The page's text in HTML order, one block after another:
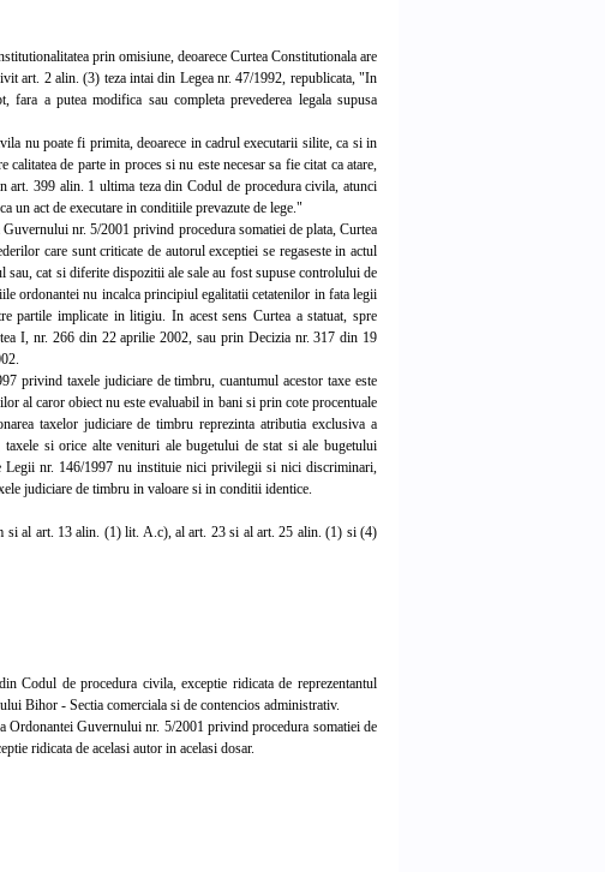
prin omisiune, deoarece Curtea Constitutionala are
art. 2 alin. (3) teza intai din Legea nr. 47/1992, republicata, "In
fara a putea modifica sau completa prevederea legala supusa
nu poate fi primita, deoarece in cadrul executarii silite, ca si in
de parte in proces si nu este necesar sa fie citat ca atare,
art. 399 alin. 1 ultima teza din Codul de procedura civila, atunci
un act de executare in conditiile prevazute de lege."
nr. 5/2001 privind procedura somatiei de plata, Curtea
care sunt criticate de autorul exceptiei se regaseste in actul
sau, cat si diferite dispozitii ale sale au fost supuse controlului de
ordonantei nu incalca principiul egalitatii cetatenilor in fata legii
partile implicate in litigiu. In acest sens Curtea a statuat, spre
I, nr. 266 din 22 aprilie 2002, sau prin Decizia nr. 317 din 19
privind taxele judiciare de timbru, cuantumul acestor taxe este
al caror obiect nu este evaluabil in bani si prin cote procentuale
taxelor judiciare de timbru reprezinta atributia exclusiva a
si orice alte venituri ale bugetului de stat si ale bugetului
Legii nr. 146/1997 nu instituie nici privilegii si nici discriminari,
judiciare de timbru in valoare si in conditii identice.
al art. 13 alin. (1) lit. A.c), al art. 23 si al art. 25 alin. (1) si (4)
de procedura civila, exceptie ridicata de reprezentantul
Bihor - Sectia comerciala si de contencios administrativ.
Guvernului nr. 5/2001 privind procedura somatiei de
ridicata de acelasi autor in acelasi dosar.